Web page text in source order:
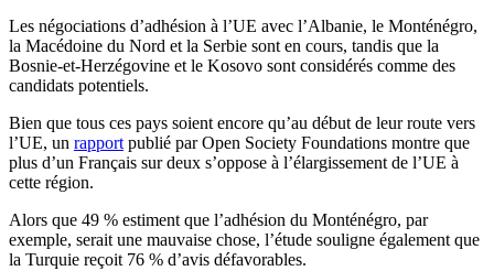
Les négociations d’adhésion à l’UE avec l’Albanie, le Monténégro,
la Macédoine du Nord et la Serbie sont en cours, tandis que la
Bosnie-et-Herzégovine et le Kosovo sont considérés comme des
candidats potentiels.
Bien que tous ces pays soient encore qu’au début de leur route vers
l’UE, un rapport publié par Open Society Foundations montre que
plus d’un Français sur deux s’oppose à l’élargissement de l’UE à
cette région.
Alors que 49 % estiment que l’adhésion du Monténégro, par
exemple, serait une mauvaise chose, l’étude souligne également que
la Turquie reçoit 76 % d’avis défavorables.